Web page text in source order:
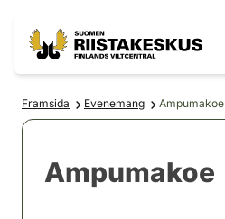
Framsida Evenemang Ampumakoe
Ampumakoe